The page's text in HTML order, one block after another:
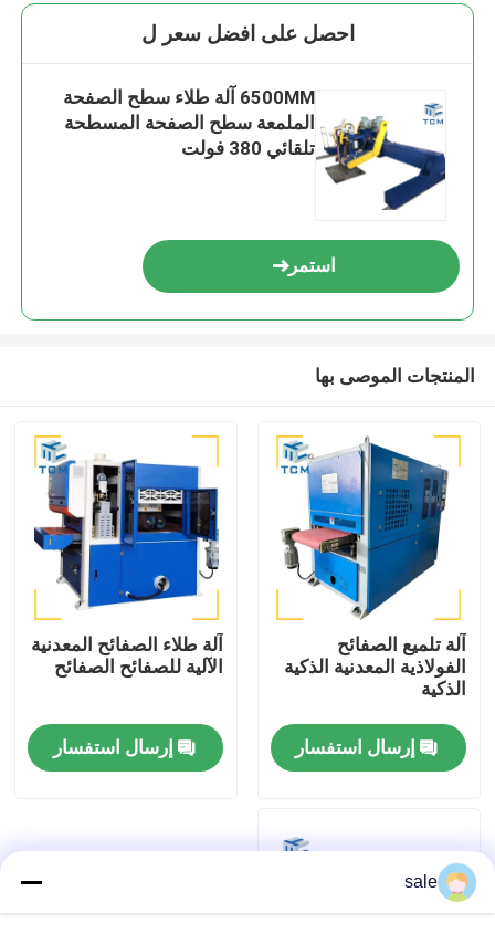
المنتجات
احصل على افضل سعر ل
6500MM آلة طلاء سطح الصفحة
الملمعة سطح الصفحة المسطحة
تلقائي 380 فولت
استمر
المنتجات الموصى بها
آلة تلميع الصفائح
الفولاذية المعدنية الذكية
الذكية
إرسال استفسار
آلة طلاء الصفائح المعدنية
الآلية للصفائح الصفائح
إرسال استفسار
sale